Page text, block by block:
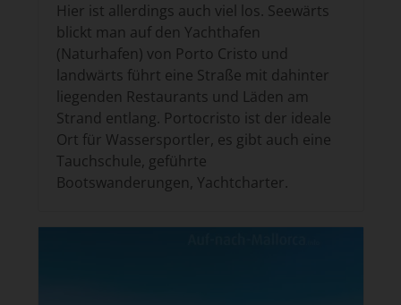
Hier ist allerdings auch viel los. Seewärts
blickt man auf den Yachthafen
(Naturhafen) von Porto Cristo und
landwärts führt eine Straße mit dahinter
liegenden Restaurants und Läden am
Strand entlang. Portocristo ist der ideale
Ort für Wassersportler, es gibt auch eine
Tauchschule, geführte
Bootswanderungen, Yachtcharter.